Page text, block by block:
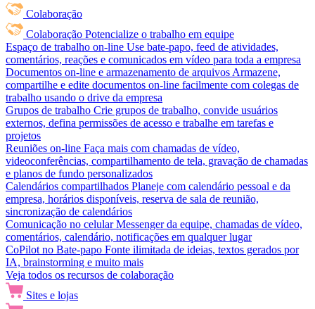
Colaboração
Colaboração Potencialize o trabalho em equipe
Espaço de trabalho on-line Use bate-papo, feed de atividades,
comentários, reações e comunicados em vídeo para toda a empresa
Documentos on-line e armazenamento de arquivos Armazene,
compartilhe e edite documentos on-line facilmente com colegas de
trabalho usando o drive da empresa
Grupos de trabalho Crie grupos de trabalho, convide usuários
externos, defina permissões de acesso e trabalhe em tarefas e
projetos
Reuniões on-line Faça mais com chamadas de vídeo,
videoconferências, compartilhamento de tela, gravação de chamadas
e planos de fundo personalizados
Calendários compartilhados Planeje com calendário pessoal e da
empresa, horários disponíveis, reserva de sala de reunião,
sincronização de calendários
Comunicação no celular Messenger da equipe, chamadas de vídeo,
comentários, calendário, notificações em qualquer lugar
CoPilot no Bate-papo Fonte ilimitada de ideias, textos gerados por
IA, brainstorming e muito mais
Veja todos os recursos de colaboração
Sites e lojas